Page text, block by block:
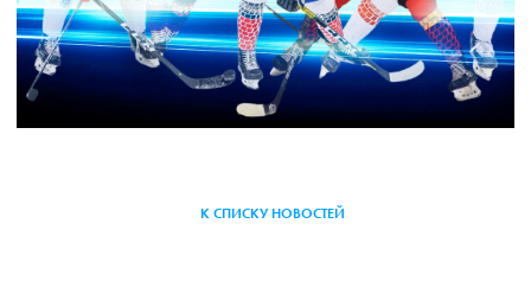
К СПИСКУ НОВОСТЕЙ